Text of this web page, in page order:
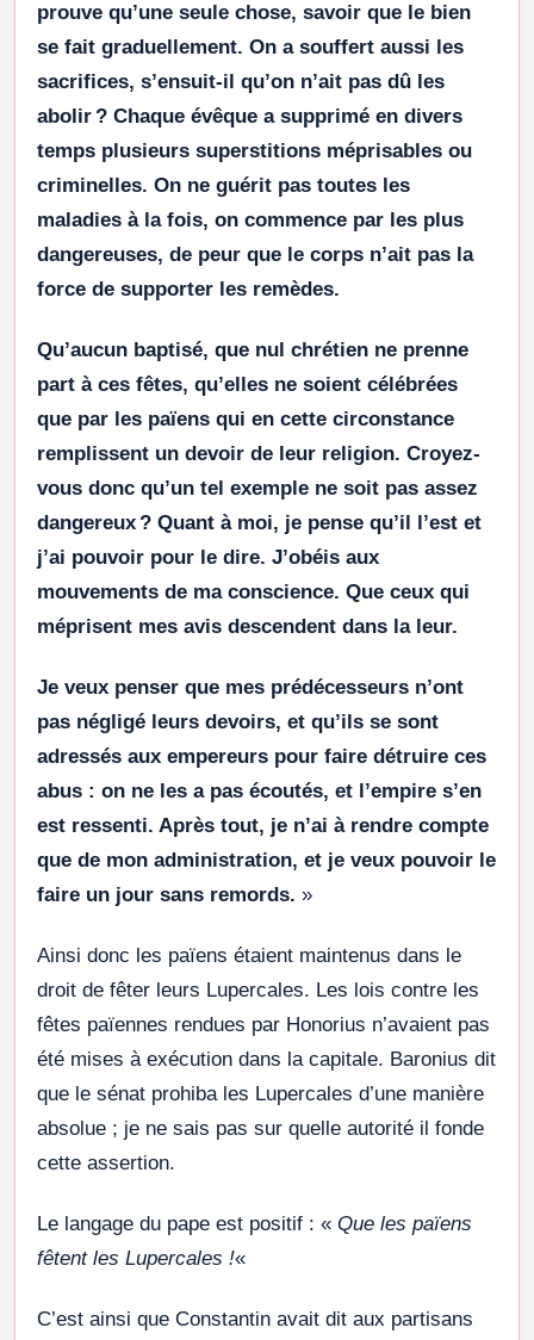
prouve qu’une seule chose, savoir que le bien
se fait graduellement. On a souffert aussi les
sacrifices, s’ensuit-il qu’on n’ait pas dû les
abolir ? Chaque évêque a supprimé en divers
temps plusieurs superstitions méprisables ou
criminelles. On ne guérit pas toutes les
maladies à la fois, on commence par les plus
dangereuses, de peur que le corps n’ait pas la
force de supporter les remèdes.
Qu’aucun baptisé, que nul chrétien ne prenne
part à ces fêtes, qu’elles ne soient célébrées
que par les païens qui en cette circonstance
remplissent un devoir de leur religion. Croyez-
vous donc qu’un tel exemple ne soit pas assez
dangereux ? Quant à moi, je pense qu’il l’est et
j’ai pouvoir pour le dire. J’obéis aux
mouvements de ma conscience. Que ceux qui
méprisent mes avis descendent dans la leur.
Je veux penser que mes prédécesseurs n’ont
pas négligé leurs devoirs, et qu’ils se sont
adressés aux empereurs pour faire détruire ces
abus : on ne les a pas écoutés, et l’empire s’en
est ressenti. Après tout, je n’ai à rendre compte
que de mon administration, et je veux pouvoir le
faire un jour sans remords. »
Ainsi donc les païens étaient maintenus dans le
droit de fêter leurs Lupercales. Les lois contre les
fêtes païennes rendues par Honorius n’avaient pas
été mises à exécution dans la capitale. Baronius dit
que le sénat prohiba les Lupercales d’une manière
absolue ; je ne sais pas sur quelle autorité il fonde
cette assertion.
Le langage du pape est positif : « Que les païens
fêtent les Lupercales !«
C’est ainsi que Constantin avait dit aux partisans